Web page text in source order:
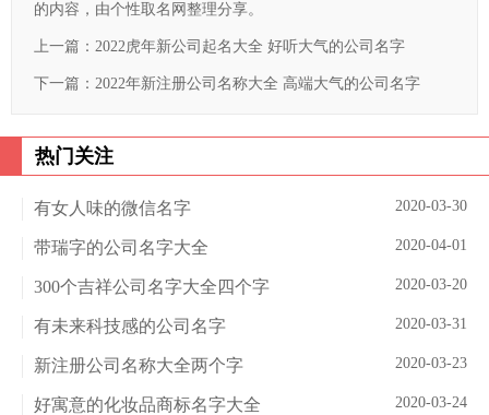
的内容，由个性取名网整理分享。
上一篇： 2022虎年新公司起名大全 好听大气的公司名字
下一篇： 2022年新注册公司名称大全 高端大气的公司名字
热门关注
2020-03-30
有女人味的微信名字
2020-04-01
带瑞字的公司名字大全
2020-03-20
300个吉祥公司名字大全四个字
2020-03-31
有未来科技感的公司名字
2020-03-23
新注册公司名称大全两个字
2020-03-24
好寓意的化妆品商标名字大全